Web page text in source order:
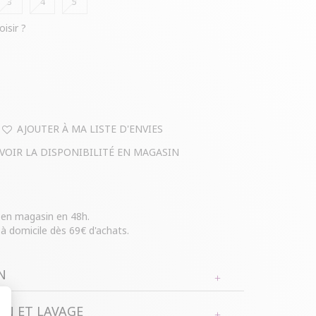
?
AJOUTER À MA LISTE D'ENVIES
VOIR LA DISPONIBILITÉ EN MAGASIN
magasin en 48h.
domicile dès 69€ d'achats.
ET LAVAGE